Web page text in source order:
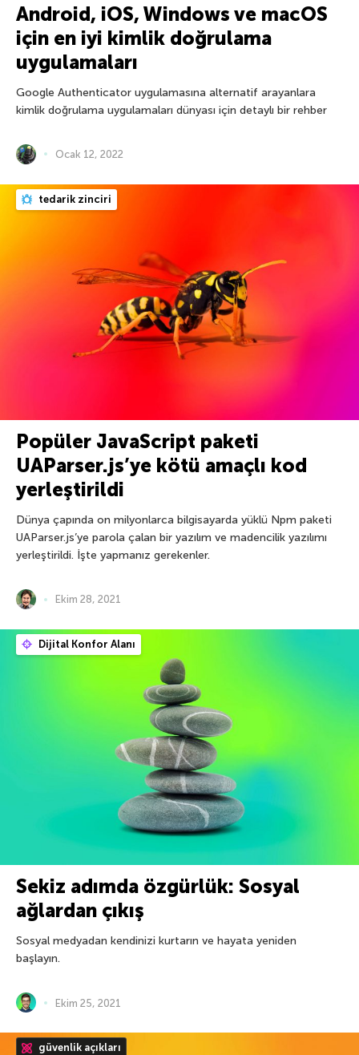
Android, iOS, Windows ve macOS
için en iyi kimlik doğrulama
uygulamaları
Google Authenticator uygulamasına alternatif arayanlara
kimlik doğrulama uygulamaları dünyası için detaylı bir rehber
Ocak 12, 2022
tedarik zinciri
Popüler JavaScript paketi
UAParser.js’ye kötü amaçlı kod
yerleştirildi
Dünya çapında on milyonlarca bilgisayarda yüklü Npm paketi
UAParser.js’ye parola çalan bir yazılım ve madencilik yazılımı
yerleştirildi. İşte yapmanız gerekenler.
Ekim 28, 2021
Dijital Konfor Alanı
Sekiz adımda özgürlük: Sosyal
ağlardan çıkış
Sosyal medyadan kendinizi kurtarın ve hayata yeniden
başlayın.
Ekim 25, 2021
güvenlik açıkları